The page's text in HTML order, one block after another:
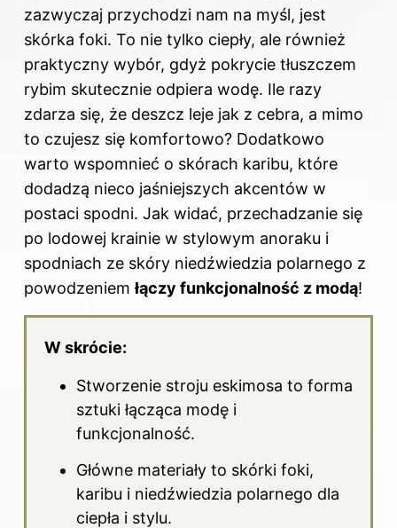
zazwyczaj przychodzi nam na myśl, jest
skórka foki. To nie tylko ciepły, ale również
praktyczny wybór, gdyż pokrycie tłuszczem
rybim skutecznie odpiera wodę. Ile razy
zdarza się, że deszcz leje jak z cebra, a mimo
to czujesz się komfortowo? Dodatkowo
warto wspomnieć o skórach karibu, które
dodadzą nieco jaśniejszych akcentów w
postaci spodni. Jak widać, przechadzanie się
po lodowej krainie w stylowym anoraku i
spodniach ze skóry niedźwiedzia polarnego z
powodzeniemłączy funkcjonalność z modą!
W skrócie:
Stworzenie stroju eskimosa to forma
sztuki łącząca modę i
funkcjonalność.
Główne materiały to skórki foki,
karibu i niedźwiedzia polarnego dla
ciepła i stylu.